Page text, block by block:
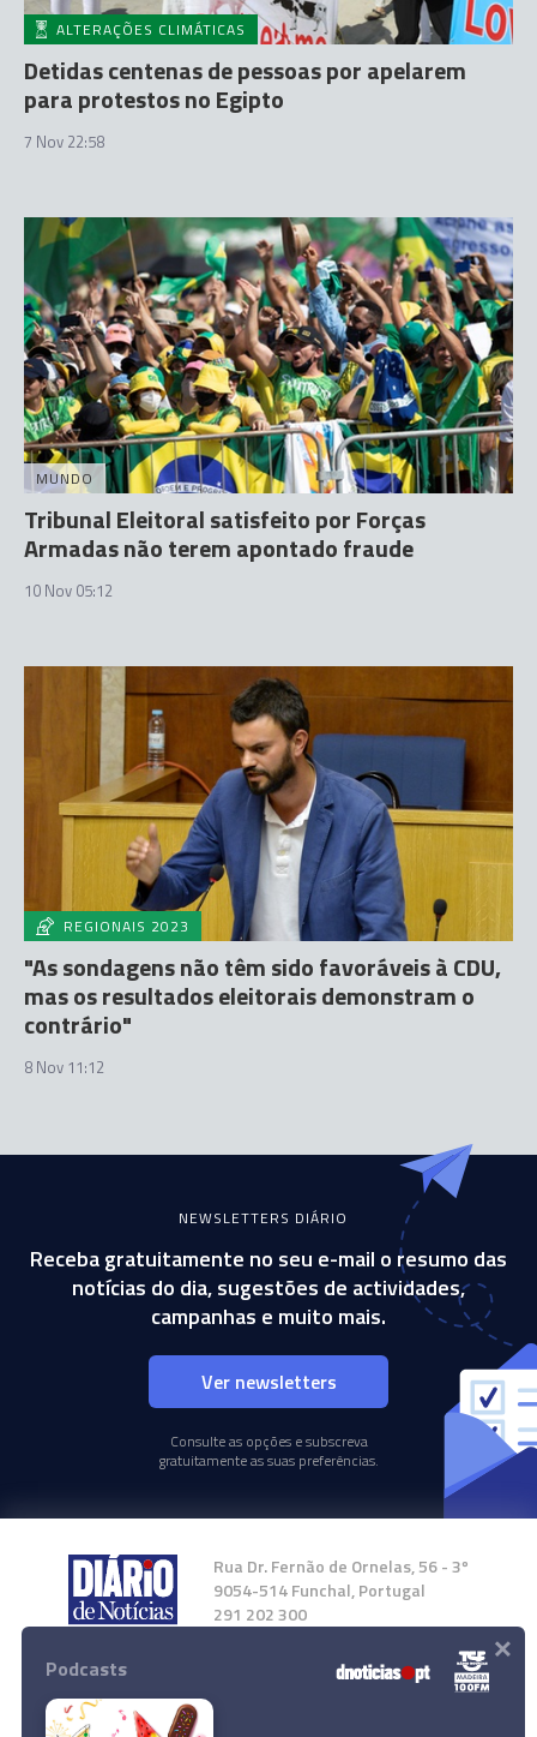
ALTERAÇÕES CLIMÁTICAS
Detidas centenas de pessoas por apelarem
para protestos no Egipto
7 Nov 22:58
MUNDO
Tribunal Eleitoral satisfeito por Forças
Armadas não terem apontado fraude
10 Nov 05:12
REGIONAIS 2023
"As sondagens não têm sido favoráveis à CDU,
mas os resultados eleitorais demonstram o
contrário"
8 Nov 11:12
NEWSLETTERS DIÁRIO
Receba gratuitamente no seu e-mail o resumo das
notícias do dia, sugestões de actividades,
campanhas e muito mais.
Ver newsletters
Consulte as opções e subscreva
gratuitamente as suas preferências.
Rua Dr. Fernão de Ornelas, 56 - 3º
9054-514 Funchal, Portugal
291 202 300
Instale a nossa App
Podcasts ×